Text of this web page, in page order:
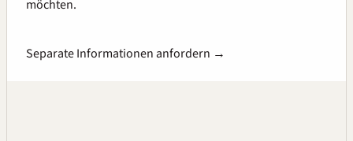
möchten.
Separate Informationen anfordern →